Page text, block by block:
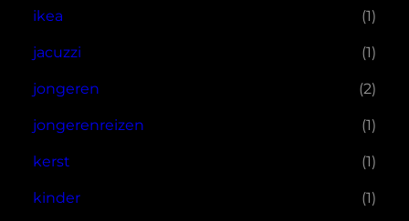
ikea (1)
jacuzzi (1)
jongeren (2)
jongerenreizen (1)
kerst (1)
kinder (1)